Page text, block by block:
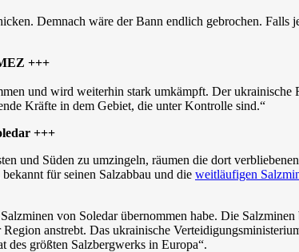
Demnach wäre der Bann endlich gebrochen. Falls
+++
und wird weiterhin stark umkämpft. Der ukrainische
Kräfte in dem Gebiet, die unter Kontrolle sind.“
+++
und Süden zu umzingeln, räumen die dort
für seinen Salzabbau und die weitläufigen
von Soledar übernommen habe. Die
anstrebt. Das ukrainische
des größten Salzbergwerks in Europa“.